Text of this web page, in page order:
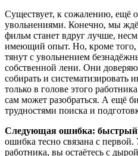
Существует, к сожалению, ещё
увольнениями. Конечно, мы
фильм станет вдруг лучше,
имеющий опыт. Но, кроме того,
тянут с увольнением
собственной лени. Они
собирать и систематизировать
только в голове этого
сам может разобраться. А ещё
трудностями поиска и
Следующая ошибка:
ошибка тесно связана с
работника, вы остаётесь с